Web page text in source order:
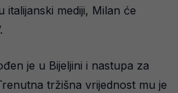
mediji, Milan će
je u Bijeljini i nastupa za
tržišna vrijednost mu je